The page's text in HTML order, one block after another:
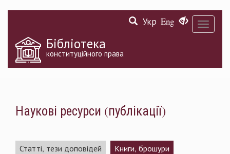
Toggle
Укр Eng
Бібліотека
конституційного права
Наукові ресурси (публікації)
Статті, тези доповідей
Книги, брошури